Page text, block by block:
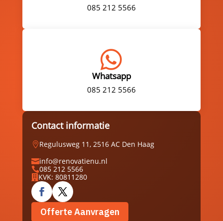
085 212 5566

Whatsapp
085 212 5566
Contact informatie
Regulusweg 11, 2516 AC Den Haag
info@renovatienu.nl
085 212 5566
 KVK: 80811280
Offerte Aanvragen